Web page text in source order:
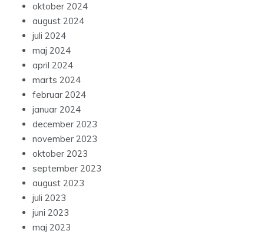
oktober 2024
august 2024
juli 2024
maj 2024
april 2024
marts 2024
februar 2024
januar 2024
december 2023
november 2023
oktober 2023
september 2023
august 2023
juli 2023
juni 2023
maj 2023